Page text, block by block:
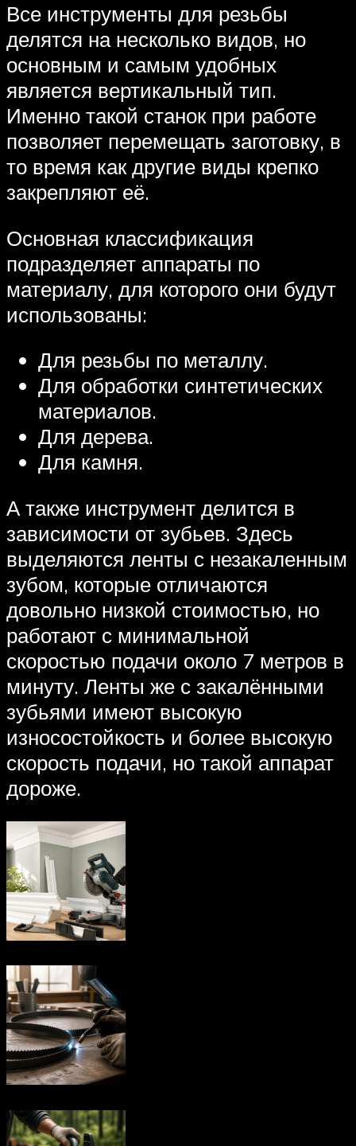
Все инструменты для резьбы
делятся на несколько видов, но
основным и самым удобных
является вертикальный тип.
Именно такой станок при работе
позволяет перемещать заготовку, в
то время как другие виды крепко
закрепляют её.
Основная классификация
подразделяет аппараты по
материалу, для которого они будут
использованы:
Для резьбы по металлу.
Для обработки синтетических
материалов.
Для дерева.
Для камня.
А также инструмент делится в
зависимости от зубьев. Здесь
выделяются ленты с незакаленным
зубом, которые отличаются
довольно низкой стоимостью, но
работают с минимальной
скоростью подачи около 7 метров в
минуту. Ленты же с закалёнными
зубьями имеют высокую
износостойкость и более высокую
скорость подачи, но такой аппарат
дороже.